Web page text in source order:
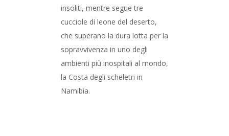
insoliti, mentre segue tre
cucciole di leone del deserto,
che superano la dura lotta per la
sopravvivenza in uno degli
ambienti più inospitali al mondo,
la Costa degli scheletri in
Namibia.